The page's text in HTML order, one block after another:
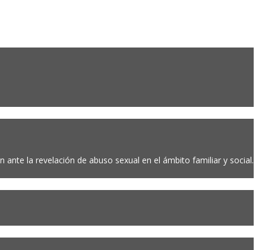
ante la revelación de abuso sexual en el ámbito familiar y social.